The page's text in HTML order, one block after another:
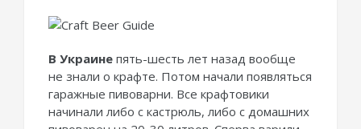
В Украине пять-шесть лет назад вообще
не знали о крафте. Потом начали появляться
гаражные пивоварни. Все крафтовики
начинали либо с кастрюль, либо с домашних